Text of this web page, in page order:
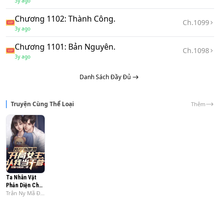
Lục Duyên xuyên tới đây mang theo khối lập phương kỳ dị
giúp gen có thể tiến hóa vô hạn.
Hắn bỗng nhận ra, bản thân xuyên qua vừa đẹp trai lại có
bàn tay vàng, đủ yếu tố để làm nhân vật chính rồi! Chảng
Chương 1102: Thành Công.
3y ago
Ch.1099
Chương 1101: Bản Nguyên.
3y ago
Ch.1098
Danh Sách Đầy Đủ
Truyện Cùng Thể Loại Thêm
Ta Nhân Vật
Phản Diện Cha ,
Bắt Đầu Nữ
Trân Ny Mã Đái